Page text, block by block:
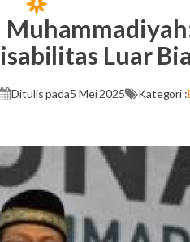
Luar
Ditulis pada5 Mei 2025 Kategori :